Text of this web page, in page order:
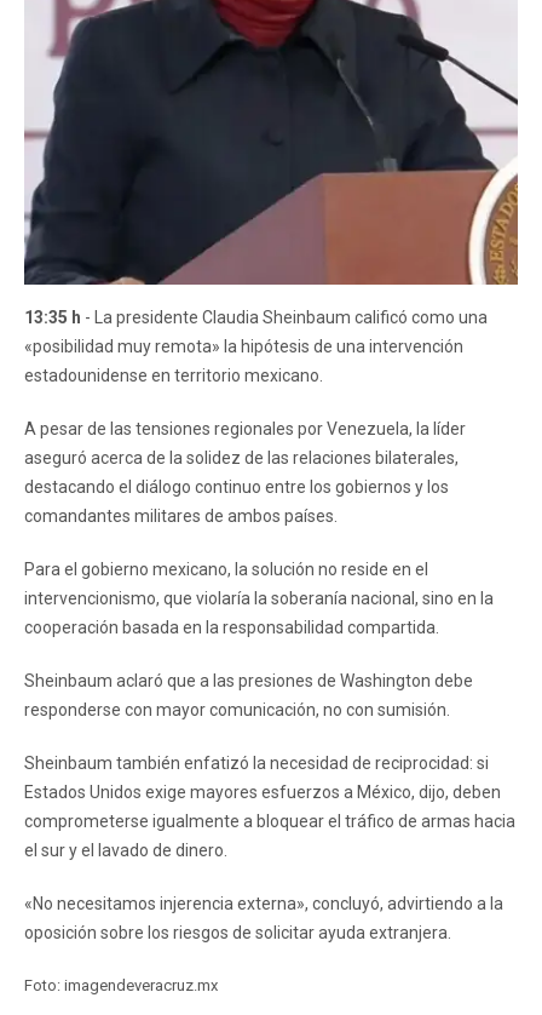
13:35 h - La presidente Claudia Sheinbaum calificó como una
«posibilidad muy remota» la hipótesis de una intervención
estadounidense en territorio mexicano.
A pesar de las tensiones regionales por Venezuela, la líder
aseguró acerca de la solidez de las relaciones bilaterales,
destacando el diálogo continuo entre los gobiernos y los
comandantes militares de ambos países.
Para el gobierno mexicano, la solución no reside en el
intervencionismo, que violaría la soberanía nacional, sino en la
cooperación basada en la responsabilidad compartida.
Sheinbaum aclaró que a las presiones de Washington debe
responderse con mayor comunicación, no con sumisión.
Sheinbaum también enfatizó la necesidad de reciprocidad: si
Estados Unidos exige mayores esfuerzos a México, dijo, deben
comprometerse igualmente a bloquear el tráfico de armas hacia
el sur y el lavado de dinero.
«No necesitamos injerencia externa», concluyó, advirtiendo a la
oposición sobre los riesgos de solicitar ayuda extranjera.
Foto: imagendeveracruz.mx